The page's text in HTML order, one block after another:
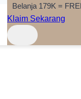
Belanja 179K =
Klaim Sekarang